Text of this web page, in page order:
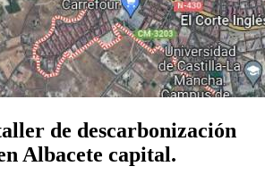
de descarbonización
Albacete capital.